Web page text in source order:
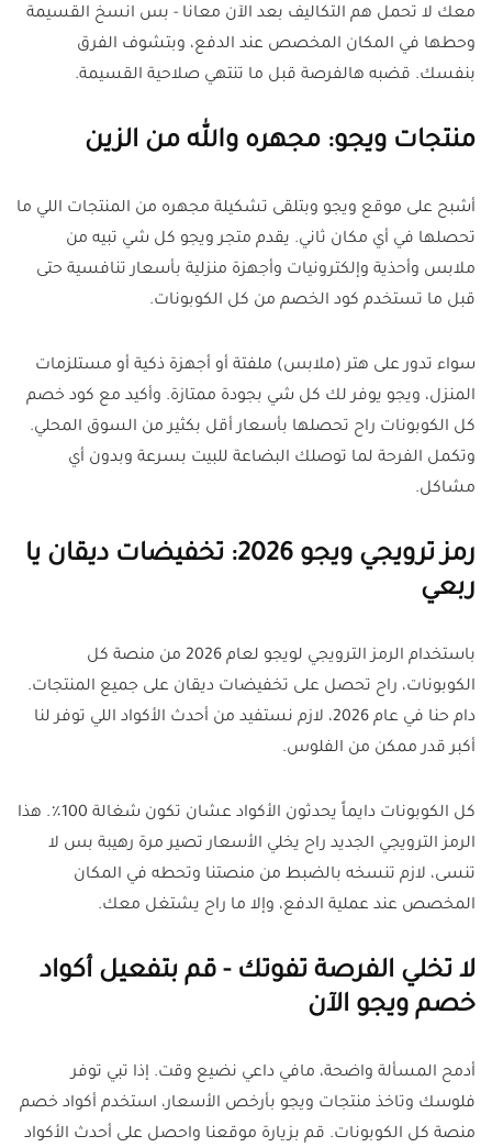
معك لا تحمل هم التكاليف بعد الآن معانا - بس انسخ القسيمة
وحطها في المكان المخصص عند الدفع، وبتشوف الفرق
بنفسك. قضبه هالفرصة قبل ما تنتهي صلاحية القسيمة.
منتجات ويجو: مجهره والله من الزين
أشبح على موقع ويجو وبتلقى تشكيلة مجهره من المنتجات اللي ما
تحصلها في أي مكان ثاني. يقدم متجر ويجو كل شي تبيه من
ملابس وأحذية وإلكترونيات وأجهزة منزلية بأسعار تنافسية حتى
قبل ما تستخدم كود الخصم من كل الكوبونات.
سواء تدور على هتر (ملابس) ملفتة أو أجهزة ذكية أو مستلزمات
المنزل، ويجو يوفر لك كل شي بجودة ممتازة. وأكيد مع كود خصم
كل الكوبونات راح تحصلها بأسعار أقل بكثير من السوق المحلي.
وتكمل الفرحة لما توصلك البضاعة للبيت بسرعة وبدون أي
مشاكل.
رمز ترويجي ويجو 2026: تخفيضات ديقان يا
ربعي
باستخدام الرمز الترويجي لويجو لعام 2026 من منصة كل
الكوبونات، راح تحصل على تخفيضات ديقان على جميع المنتجات.
دام حنا في عام 2026، لازم نستفيد من أحدث الأكواد اللي توفر لنا
أكبر قدر ممكن من الفلوس.
كل الكوبونات دايماً يحدثون الأكواد عشان تكون شغالة 100٪. هذا
الرمز الترويجي الجديد راح يخلي الأسعار تصير مرة رهيبة بس لا
تنسى، لازم تنسخه بالضبط من منصتنا وتحطه في المكان
المخصص عند عملية الدفع، وإلا ما راح يشتغل معك.
لا تخلي الفرصة تفوتك - قم بتفعيل أكواد
خصم ويجو الآن
أدمح المسألة واضحة، مافي داعي نضيع وقت. إذا تبي توفر
فلوسك وتاخذ منتجات ويجو بأرخص الأسعار، استخدم أكواد خصم
منصة كل الكوبونات. قم بزيارة موقعنا واحصل على أحدث الأكواد